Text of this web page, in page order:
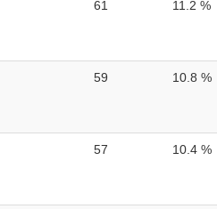
61 11.2 %
59 10.8 %
57 10.4 %